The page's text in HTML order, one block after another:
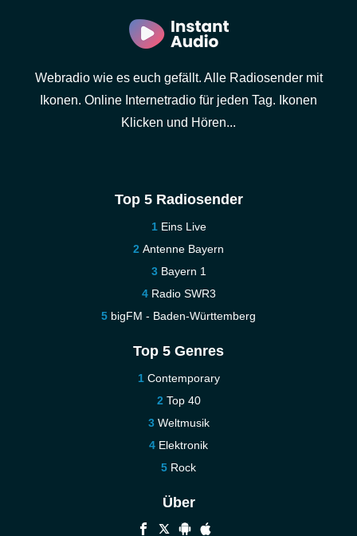
Webradio wie es euch gefällt. Alle Radiosender mit
Ikonen. Online Internetradio für jeden Tag. Ikonen
Klicken und Hören...
Top 5 Radiosender
Eins Live
Antenne Bayern
Bayern 1
Radio SWR3
bigFM - Baden-Württemberg
Top 5 Genres
Contemporary
Top 40
Weltmusik
Elektronik
Rock
Über